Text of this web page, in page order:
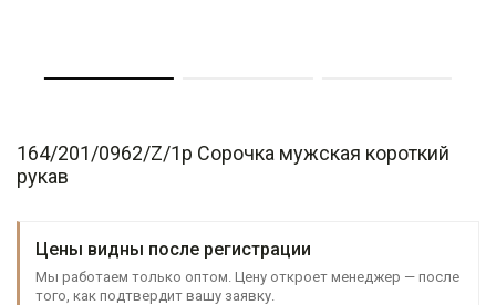
164/201/0962/Z/1p Сорочка мужская короткий
рукав
Цены видны после регистрации
Мы работаем только оптом. Цену откроет менеджер — после
того, как подтвердит вашу заявку.